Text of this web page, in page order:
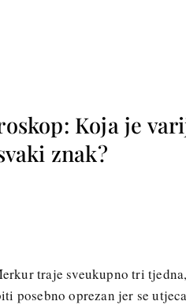
Koja je
znak?
traje sveukupno tri
posebno oprezan jer se